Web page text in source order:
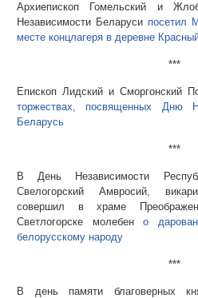
Архиепископ Гомельский и
Независимости Беларуси посетил
месте концлагеря в деревне
***
Епископ Лидский и Сморгонский
торжествах, посвященных Дню
Беларусь
***
В День Независимости
Свелогорский Амвросий,
совершил в храме
Светлогорске молебено
белорусскому народу
***
В день памяти благоверных